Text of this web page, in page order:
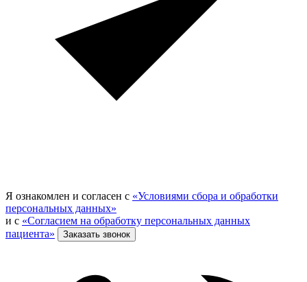
Я ознакомлен и согласен с «Условиями сбора и обработки
персональных данных»
и с «Согласием на обработку персональных данных
пациента»
Заказать звонок